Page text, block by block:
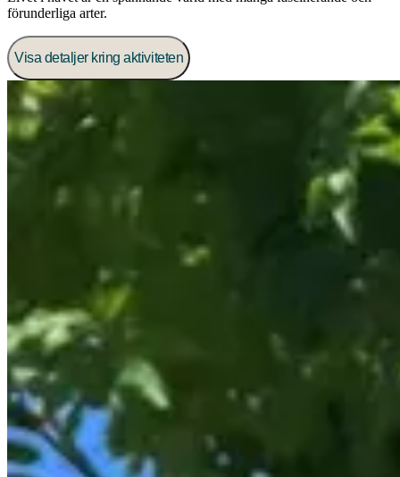
förunderliga arter.
Visa detaljer kring aktiviteten